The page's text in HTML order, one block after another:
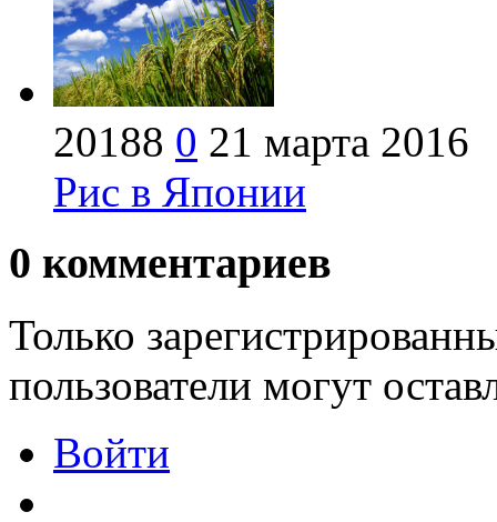
20188 0 21 марта 2016
Рис в Японии
0 комментариев
Только
пользователи могут
Войти